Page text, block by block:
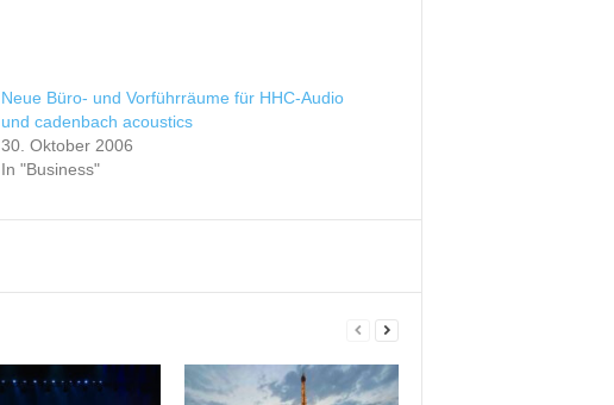
Neue Büro- und Vorführräume für HHC-Audio
und cadenbach acoustics
30. Oktober 2006
In "Business"